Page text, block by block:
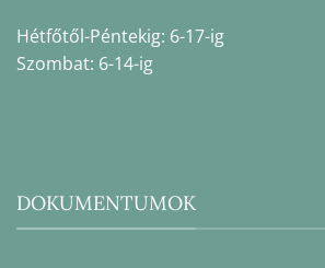
Hétfőtől-Péntekig: 6-17-ig
Szombat: 6-14-ig
DOKUMENTUMOK